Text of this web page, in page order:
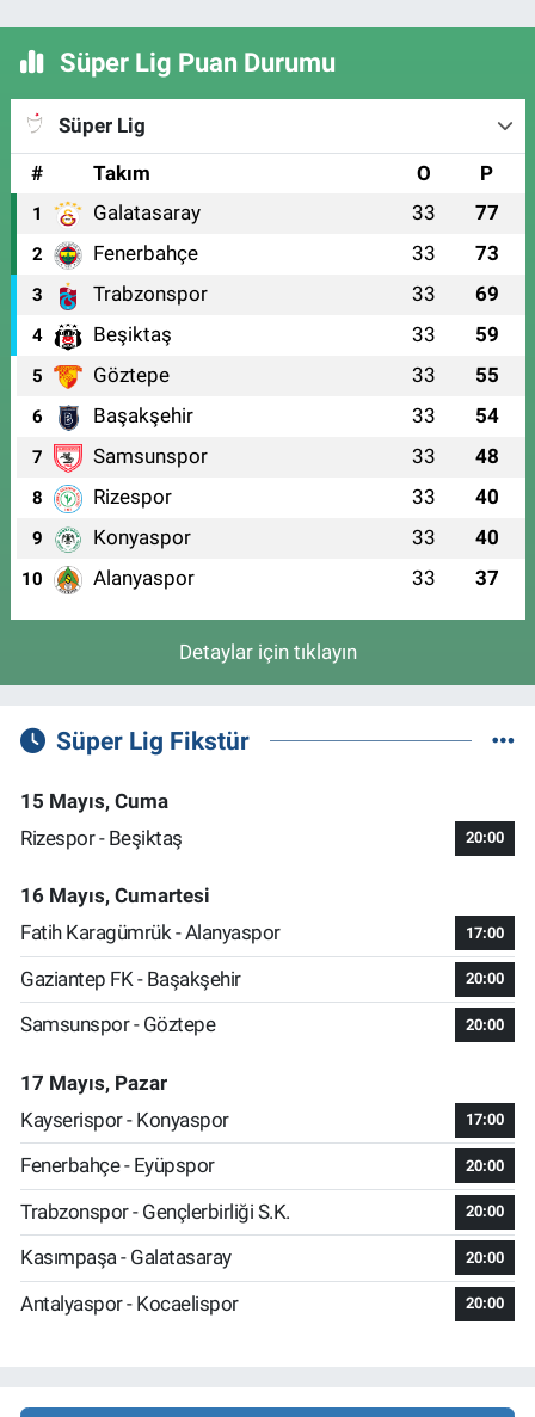
Süper Lig Puan Durumu
Süper Lig
#
Takım O P
1 Galatasaray 33 77
2 Fenerbahçe 33 73
3 Trabzonspor 33 69
4 Beşiktaş 33 59
5 Göztepe 33 55
6 Başakşehir 33 54
7 Samsunspor 33 48
8 Rizespor 33 40
9 Konyaspor 33 40
10 Alanyaspor 33 37
Detaylar için tıklayın
Süper Lig Fikstür
15 Mayıs, Cuma
Rizespor - Beşiktaş
20:00
16 Mayıs, Cumartesi
Fatih Karagümrük - Alanyaspor
17:00
Gaziantep FK - Başakşehir 20:00
Samsunspor - Göztepe 20:00
17 Mayıs, Pazar
Kayserispor - Konyaspor
17:00
Fenerbahçe - Eyüpspor 20:00
Trabzonspor - Gençlerbirliği S.K. 20:00
Kasımpaşa - Galatasaray 20:00
Antalyaspor - Kocaelispor 20:00